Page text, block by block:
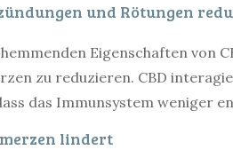
und Rötungen
Eigenschaften von
zu reduzieren. CBD
das Immunsystem weniger
lindert